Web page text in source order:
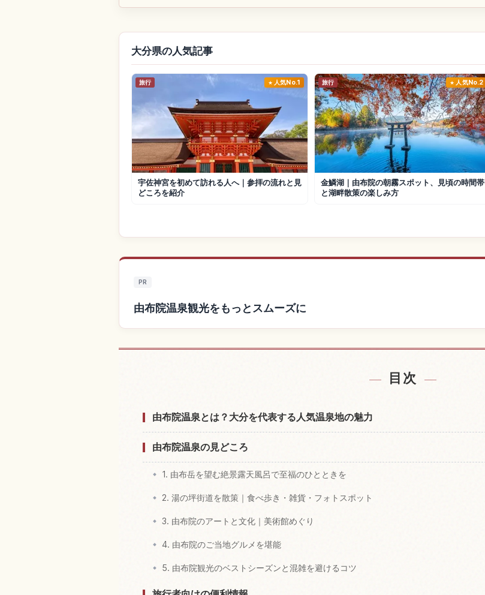
大分県の人気記事
旅行 人気No.1
宇佐神宮を初めて訪れる人へ｜参拝の流れと見
どころを紹介
旅行 人気No.2
金鱗湖｜由布院の朝霧スポット、見頃の時間帯
と湖畔散策の楽しみ方
PR
由布院温泉観光をもっとスムーズに
目次
由布院温泉とは？大分を代表する人気温泉地の魅力
由布院温泉の見どころ
1. 由布岳を望む絶景露天風呂で至福のひとときを
2. 湯の坪街道を散策｜食べ歩き・雑貨・フォトスポット
3. 由布院のアートと文化｜美術館めぐり
4. 由布院のご当地グルメを堪能
5. 由布院観光のベストシーズンと混雑を避けるコツ